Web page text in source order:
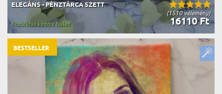
(1510 vélemény)
ELEGÁNS - PÉNZTÁRCA SZETT
16110 Ft
Kiszállítás keddre Nálad
BESTSELLER